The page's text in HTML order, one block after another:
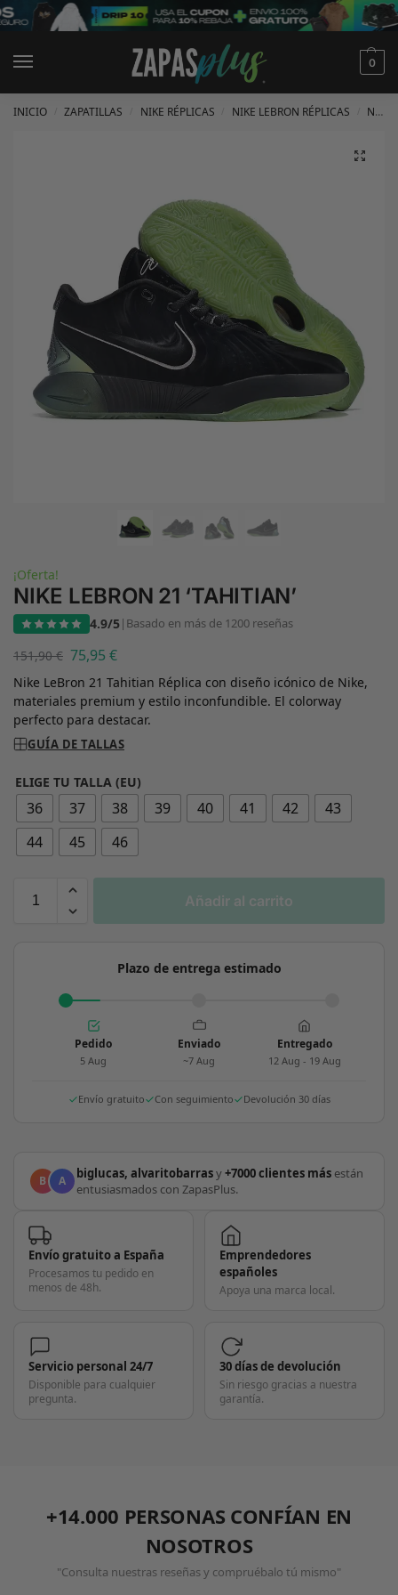
0
INICIO ZAPATILLAS NIKE RÉPLICAS NIKE LEBRON RÉPLICAS NIKE LEBRON 21 RÉPLICAS
¡Oferta!
NIKE LEBRON 21 ‘TAHITIAN’
4.9/5| Basado en más de 1200 reseñas
151,90€ 75,95 €
Nike LeBron 21 Tahitian Réplica con diseño icónico de Nike,
materiales premium y estilo inconfundible. El colorway
perfecto para destacar.
GUÍA DE TALLAS
ELIGE TU TALLA (EU)
36 37 38 39 40 41 42
43
44
45 46
Añadir al carrito
Plazo de entrega estimado
Pedido
5 Aug
Enviado
~7 Aug
Entregado
12 Aug - 19 Aug
Envío gratuito Con seguimiento Devolución 30 días
B A biglucas, alvaritobarrasy+7000 clientes más están
entusiasmados con ZapasPlus.
Envío gratuito a España
Procesamos tu pedido en
menos de 48h.
Emprendedores
españoles
Apoya una marca local.
Servicio personal 24/7
Disponible para cualquier
pregunta.
30 días de devolución
Sin riesgo gracias a nuestra
garantía.
+14.000 PERSONAS CONFÍAN EN
NOSOTROS
"Consulta nuestras reseñas y compruébalo tú mismo"